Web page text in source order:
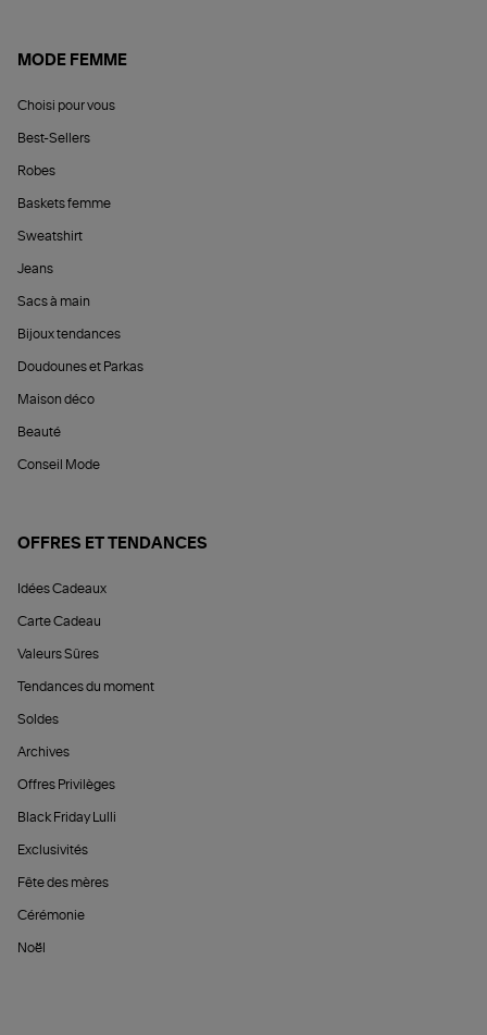
MODE FEMME
Choisi pour vous
Best-Sellers
Robes
Baskets femme
Sweatshirt
Jeans
Sacs à main
Bijoux tendances
Doudounes et Parkas
Maison déco
Beauté
Conseil Mode
OFFRES ET TENDANCES
Idées Cadeaux
Carte Cadeau
Valeurs Sûres
Tendances du moment
Soldes
Archives
Offres Privilèges
Black Friday Lulli
Exclusivités
Fête des mères
Cérémonie
Noël